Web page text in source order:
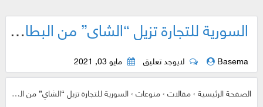
السورية للتجارة تزيل “الشاي” من البطاقة الذكية مؤقتا
Basema لايوجد تعليق مايو 03, 2021
الصفحة الرئيسية›مقالات›منوعات›السورية للتجارة تزيل “الشاي” من البطاقة الذكية مؤقتا